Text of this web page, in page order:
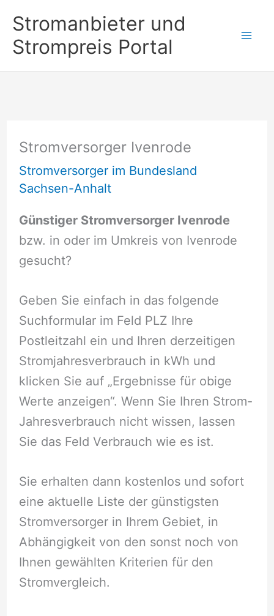
Inhalt
springen
Stromanbieter und
Strompreis Portal
Stromversorger Ivenrode
Stromversorger im Bundesland
Sachsen-Anhalt
Günstiger Stromversorger Ivenrode
bzw. in oder im Umkreis von Ivenrode
gesucht?
Geben Sie einfach in das folgende
Suchformular im Feld PLZ Ihre
Postleitzahl ein und Ihren derzeitigen
Stromjahresverbrauch in kWh und
klicken Sie auf „Ergebnisse für obige
Werte anzeigen“. Wenn Sie Ihren Strom-
Jahresverbrauch nicht wissen, lassen
Sie das Feld Verbrauch wie es ist.
Sie erhalten dann kostenlos und sofort
eine aktuelle Liste der günstigsten
Stromversorger in Ihrem Gebiet, in
Abhängigkeit von den sonst noch von
Ihnen gewählten Kriterien für den
Stromvergleich.